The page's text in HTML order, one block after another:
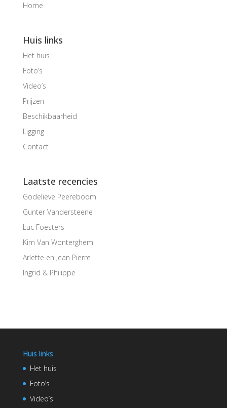
Home
Huis links
Het huis
Foto’s
Video’s
Prijzen
Beschikbaarheid
Ligging
Contact
Laatste recencies
Godelieve Peereboom
Gunter Vandersteene
Luc Foesters
Kim Van Wonterghem
Arlette en Jean Pierre
Ingrid & Philippe
Huis links
Het huis
Foto’s
Video’s